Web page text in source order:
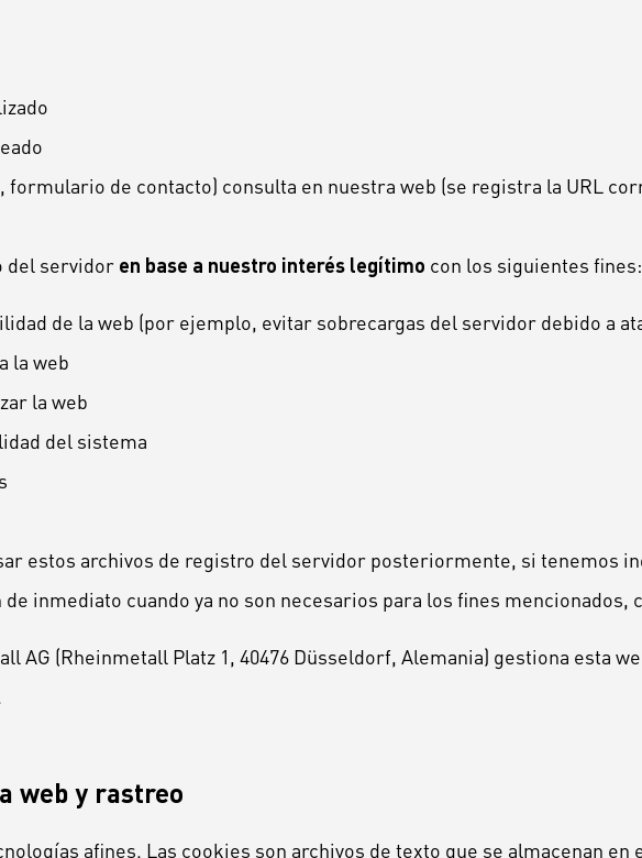
formulario de contacto) consulta en nuestra web (se registra la URL
del servidor en base a nuestro interés legítimo con los siguientes fines:
de la web (por ejemplo, evitar sobrecargas del servidor debido a
la web
la web
del sistema
estos archivos de registro del servidor posteriormente, si tenemos
inmediato cuando ya no son necesarios para los fines mencionados,
AG (Rheinmetall Platz 1, 40476 Düsseldorf, Alemania) gestiona esta
web y rastreo
afines. Las cookies son archivos de texto que se almacenan